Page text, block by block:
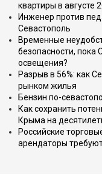
квартиры в августе
Инженер против
Севастополь
Временные
безопасности, пока
освещения?
Разрыв в 56%: как
рынком жилья
Бензин по-
Как сохранить
Крыма на
Российские
арендаторы